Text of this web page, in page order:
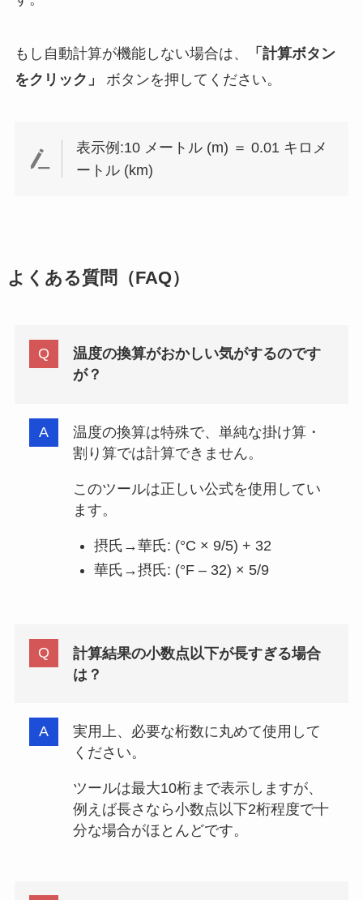
もし自動計算が機能しない場合は、
「計算ボタン
をクリック」
ボタンを押してください。
表示例:10 メートル (m) ＝ 0.01 キロメ
ートル (km)
よくある質問（FAQ）
温度の換算がおかしい気がするのです
が？
温度の換算は特殊で、単純な掛け算・
割り算では計算できません。
このツールは正しい公式を使用してい
ます。
摂氏→華氏: (°C × 9/5) + 32
華氏→摂氏: (°F – 32) × 5/9
計算結果の小数点以下が長すぎる場合
は？
実用上、必要な桁数に丸めて使用して
ください。
ツールは最大10桁まで表示しますが、
例えば長さなら小数点以下2桁程度で十
分な場合がほとんどです。